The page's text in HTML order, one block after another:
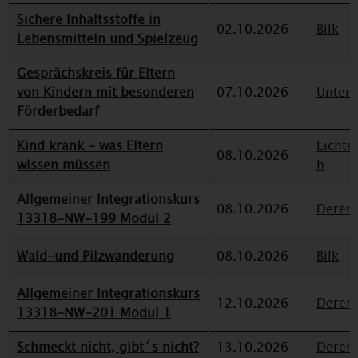
Sichere Inhaltsstoffe in
Lebensmitteln und Spielzeug
02.10.2026 Bilk
Gesprächskreis für Eltern
von Kindern mit besonderen
Förderbedarf
07.10.2026
Kind krank - was Eltern
wissen müssen
08.10.2026
h
Allgemeiner Integrationskurs
13318-NW-199 Modul 2
08.10.2026
Wald-und Pilzwanderung 08.10.2026
Bilk
Allgemeiner Integrationskurs
13318-NW-201 Modul 1
12.10.2026
Schmeckt nicht, gibt´s nicht? 13.10.2026